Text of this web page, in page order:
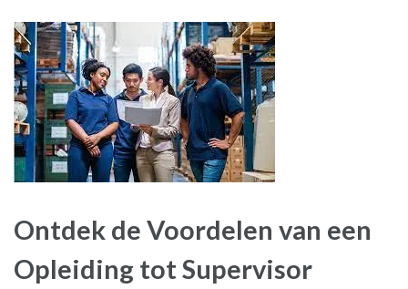
Ontdek de Voordelen van een
Opleiding tot Supervisor